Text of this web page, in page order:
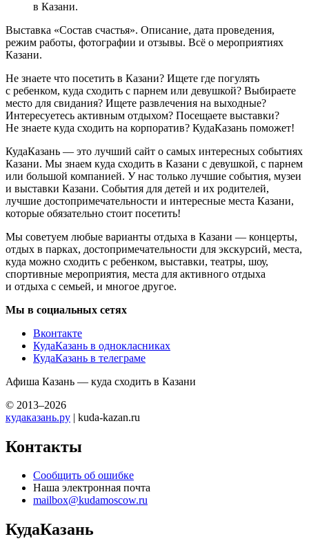
в Казани.
Выставка «Состав счастья». Описание, дата проведения,
режим работы, фотографии и отзывы. Всё о мероприятиях
Казани.
Не знаете что посетить в Казани? Ищете где погулять
с ребенком, куда сходить с парнем или девушкой? Выбираете
место для свидания? Ищете развлечения на выходные?
Интересуетесь активным отдыхом? Посещаете выставки?
Не знаете куда сходить на корпоратив? КудаКазань поможет!
КудаКазань — это лучший сайт о самых интересных событиях
Казани. Мы знаем куда сходить в Казани с девушкой, с парнем
или большой компанией. У нас только лучшие события, музеи
и выставки Казани. События для детей и их родителей,
лучшие достопримечательности и интересные места Казани,
которые обязательно стоит посетить!
Мы советуем любые варианты отдыха в Казани — концерты,
отдых в парках, достопримечательности для экскурсий, места,
куда можно сходить с ребенком, выставки, театры, шоу,
спортивные мероприятия, места для активного отдыха
и отдыха с семьей, и многое другое.
Мы в социальных сетях
Вконтакте
КудаКазань в однокласниках
КудаКазань в телеграме
Афиша Казань — куда сходить в Казани
© 2013–2026
кудаказань.ру | kuda-kazan.ru
Контакты
Сообщить об ошибке
Наша электронная почта
mailbox@kudamoscow.ru
КудаКазань